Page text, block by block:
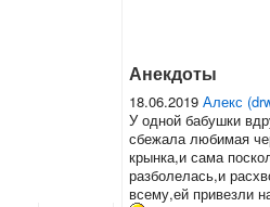
Анекдоты
18.06.2019 Алекс
У одной бабушки
сбежала любимая
крынка,и сама
разболелась,и
всему,ей привезли